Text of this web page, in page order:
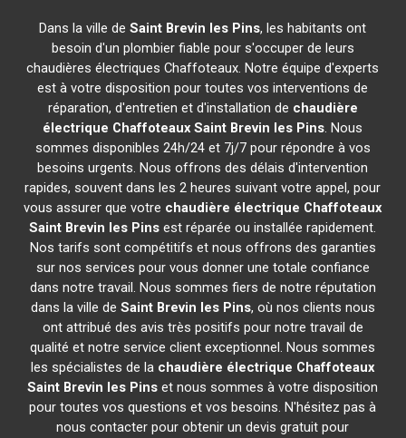
Dans la ville deSaint Brevin les Pins, les habitants ont
besoin d'un plombier fiable pour s'occuper de leurs
chaudières électriques Chaffoteaux. Notre équipe d'experts
est à votre disposition pour toutes vos interventions de
réparation, d'entretien et d'installation de chaudière
électrique Chaffoteaux Saint Brevin les Pins. Nous
sommes disponibles 24h/24 et 7j/7 pour répondre à vos
besoins urgents. Nous offrons des délais d'intervention
rapides, souvent dans les 2 heures suivant votre appel, pour
vous assurer que votre chaudière électrique Chaffoteaux
Saint Brevin les Pins est réparée ou installée rapidement.
Nos tarifs sont compétitifs et nous offrons des garanties
sur nos services pour vous donner une totale confiance
dans notre travail. Nous sommes fiers de notre réputation
dans la ville de Saint Brevin les Pins, où nos clients nous
ont attribué des avis très positifs pour notre travail de
qualité et notre service client exceptionnel. Nous sommes
les spécialistes de la chaudière électrique Chaffoteaux
Saint Brevin les Pins et nous sommes à votre disposition
pour toutes vos questions et vos besoins. N'hésitez pas à
nous contacter pour obtenir un devis gratuit pour